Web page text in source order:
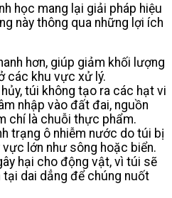
học mang lại giải pháp hiệu
này thông qua những lợi ích
hơn, giúp giảm khối lượng
các khu vực xử lý.
túi không tạo ra các hạt vi
nhập vào đất đai, nguồn
chí là chuỗi thực phẩm.
trạng ô nhiễm nước do túi bị
lớn như sông hoặc biển.
hại cho động vật, vì túi sẽ
tại dai dẳng để chúng nuốt